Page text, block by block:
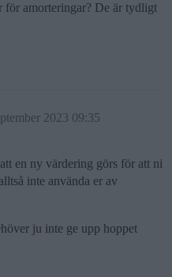
för amorteringar? De är tydligt
2023 09:35
en ny värdering görs för att ni
inte använda er av
ju inte ge upp hoppet